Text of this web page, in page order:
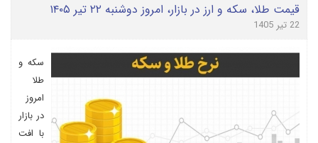
قیمت طلا، سکه و ارز در بازار، امروز دوشنبه ۲۲ تیر ۱۴۰۵
22 تیر 1405
سکه و
طلا
امروز
در بازار
با افت